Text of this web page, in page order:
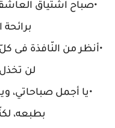
•صباح اشتياق
برائحة
•أنظر من النّافذة فى
لن
•يا أجمل صباحاتي،
بطبعه،